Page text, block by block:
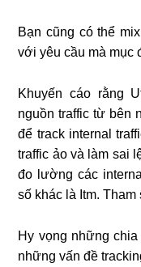
Bạn cũng có thể
với yêu cầu mà mục
Khuyến cáo rằng
nguồn traffic từ bên
để track internal
traffic ảo và làm sai
đo lường các
số khác là Itm.
Hy vọng những
những vấn đề